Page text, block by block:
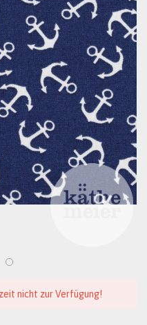
nicht zur Verfügung!